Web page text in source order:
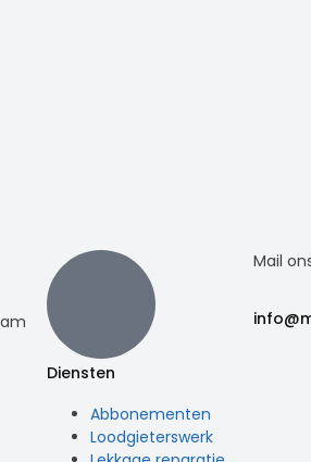
Mail
Diensten
Abbonementen
Loodgieterswerk